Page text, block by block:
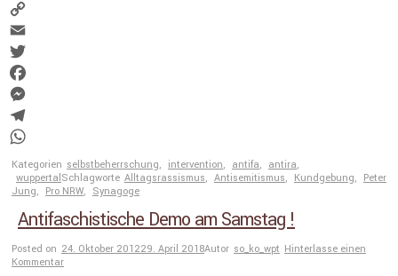
Copy
Link
Email
Twitter
Facebook
Messenger
Telegram
WhatsApp
Kategorien selbstbeherrschung, intervention, antifa, antira,
wuppertalSchlagworte Alltagsrassismus, Antisemitismus, Kundgebung, Peter
Jung, Pro NRW, Synagoge
Antifaschistische Demo am Samstag !
Posted on 24. Oktober 201229. April 2018Autor so_ko_wpt Hinterlasse einen
Kommentar